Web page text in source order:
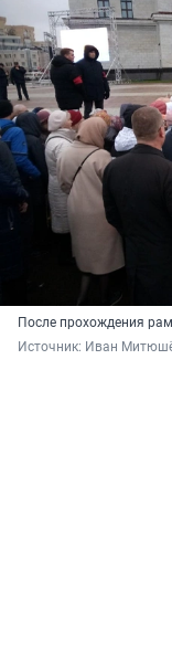
После прохождения
Источник: Иван